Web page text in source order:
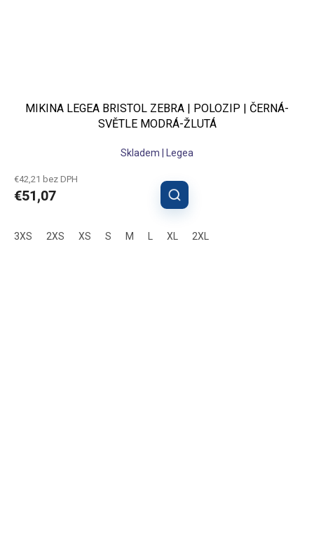
MIKINA LEGEA BRISTOL ZEBRA | POLOZIP | ČERNÁ-
SVĚTLE MODRÁ-ŽLUTÁ
Skladem | Legea
€42,21 bez DPH
€51,07
3XS 2XS XS S M XL 2XL